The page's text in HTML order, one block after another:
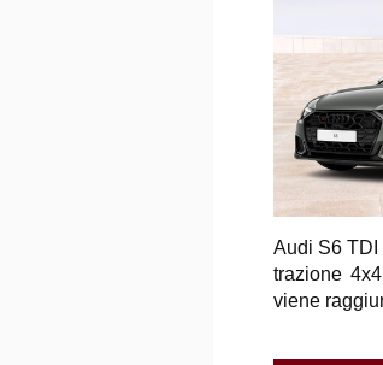
Audi S6 TDI
trazione
viene